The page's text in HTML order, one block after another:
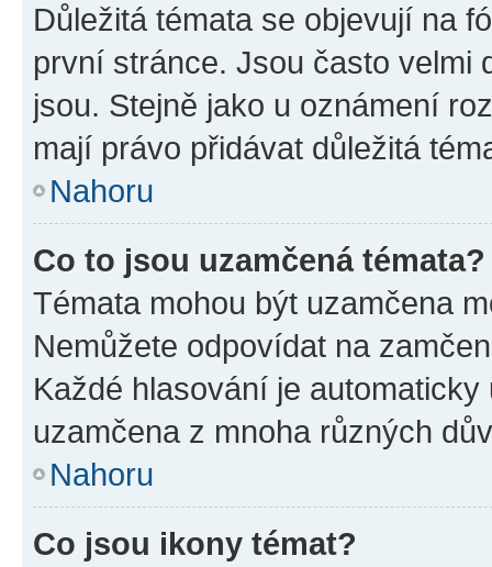
Důležitá témata se objevují na
první stránce. Jsou často velmi
jsou. Stejně jako u oznámení
mají právo přidávat důležitá
Nahoru
Co to jsou uzamčená témata?
Témata mohou být uzamčena
Nemůžete odpovídat na
Každé hlasování je
uzamčena z mnoha různých
Nahoru
Co jsou ikony témat?